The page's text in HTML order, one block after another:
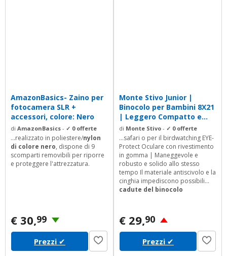
AmazonBasics- Zaino per
fotocamera SLR +
accessori, colore: Nero
di AmazonBasics - ✓ 0 offerte
...realizzato in poliestere/nylon
di colore nero, dispone di 9
scomparti removibili per riporre
e proteggere l'attrezzatura.
€ 30,99
Prezzi ✔
Monte Stivo Junior |
Binocolo per Bambini 8X21
| Leggero Compatto e...
di Monte Stivo - ✓ 0 offerte
...safari o per il birdwatching EYE-
Protect Oculare con rivestimento
in gomma | Maneggevole e
robusto e solido allo stesso
tempo Il materiale antiscivolo e la
cinghia impediscono possibili
cadute del binocolo
Lagevole dispositivo
a fuoco e di impostazione
diottrica tramite manopola
centrale impediscono
laffaticamento degli occhi |
€ 29,90
Prezzi ✔